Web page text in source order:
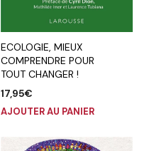
ECOLOGIE, MIEUX
COMPRENDRE POUR
TOUT CHANGER !
17,95€
AJOUTER AU PANIER